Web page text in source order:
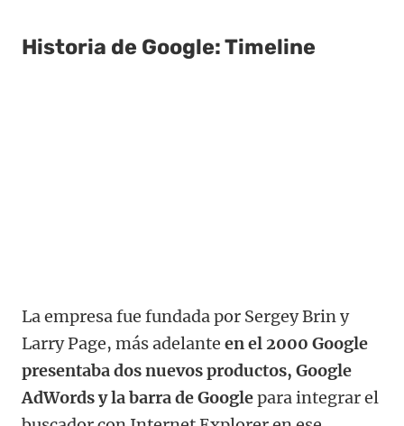
Historia de Google: Timeline
La empresa fue fundada por Sergey Brin y
Larry Page, más adelante en el 2000 Google
presentaba dos nuevos productos, Google
AdWords y la barra de Googlepara integrar el